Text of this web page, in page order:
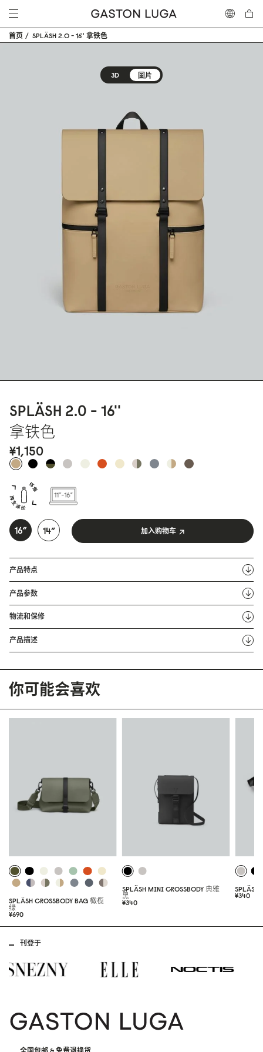
首页 SPLÄSH 2.0 - 16'' 拿铁色
SPLÄSH 2.0 - 16''
拿铁色
¥1,150
加入购物车
产品特点
产品参数
物流和保修
产品描述
3D 圖片
你可能会喜欢
SPLÄSH CROSSBODY BAG 橄榄
绿
¥690
SPLÄSH MINI CROSSBODY 典雅
黑
¥340
SPLÄSH
¥340
刊登于